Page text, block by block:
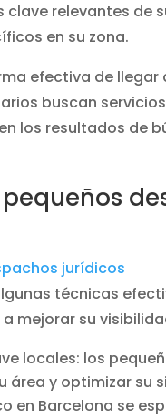
relevantes de
en su zona.
efectiva de
buscan
los resultados de
técnicas
mejorar su
locales: los
área y optimizar su
en Barcelona se